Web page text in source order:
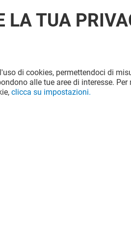
LA TUA
di cookies, permettendoci di
alle tue aree di interesse.
clicca su impostazioni.